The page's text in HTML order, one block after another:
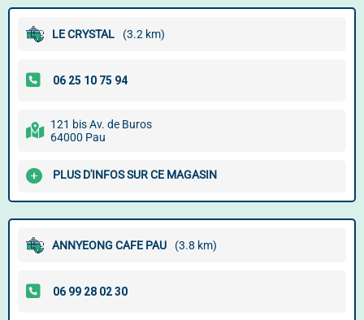
LE CRYSTAL (3.2 km)
121 bis Av. de Buros
64000 Pau
PLUS D'INFOS SUR CE MAGASIN
ANNYEONG CAFE PAU (3.8 km)